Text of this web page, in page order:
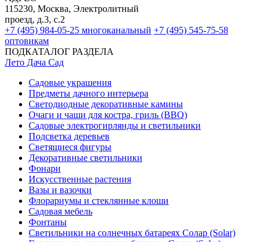
Весеннее настроение
♦Весеннее настроение
-Весенние подарки
-Вазы любимым
-Весенние цветы
-Сервировка стола
-Романтические свечи
-Подсвечники и декор
-Электросвечи
-Украшения из бумаги
-Симфония огней
-Садовая романтика
-Весенняя упаковка
Ёлка по параметрам
На портале поставщиков